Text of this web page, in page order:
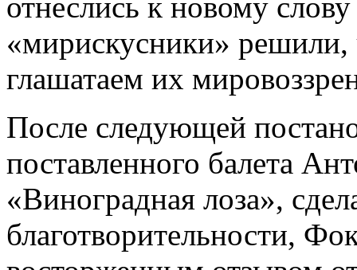
«мирискусники» решили,
глашатаем их
После следующей
поставленного балета
«Виноградная лоза»,
благотворительности,